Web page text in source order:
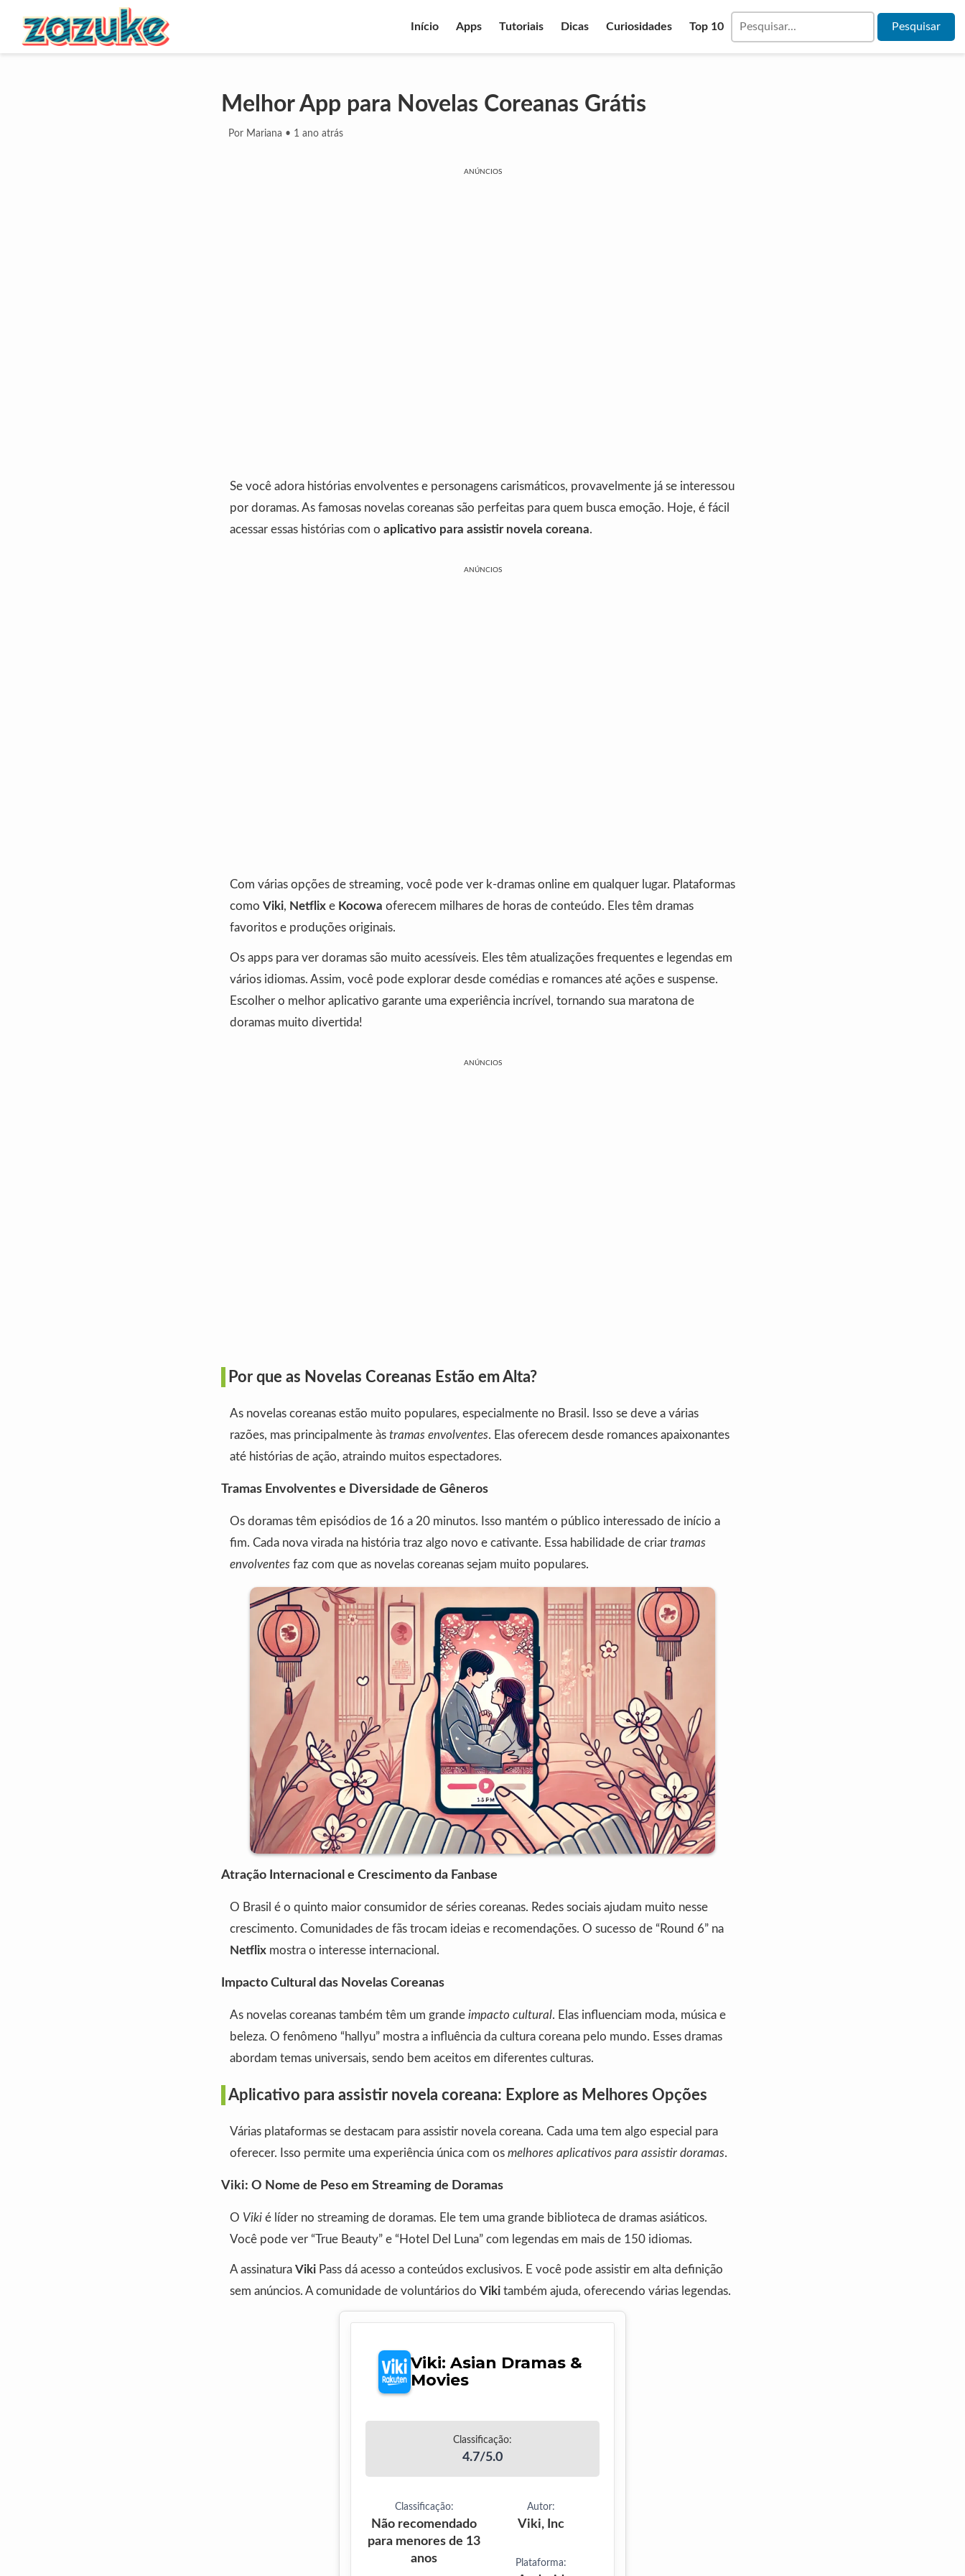
Início Apps Tutoriais Dicas Curiosidades Top 10
Melhor App para Novelas Coreanas Grátis
Por Mariana • 1 ano atrás
ANÚNCIOS
Se você adora histórias envolventes e personagens carismáticos, provavelmente já se interessou
por doramas. As famosas novelas coreanas são perfeitas para quem busca emoção. Hoje, é fácil
acessar essas histórias com o aplicativo para assistir novela coreana.
ANÚNCIOS
Com várias opções de streaming, você pode ver k-dramas online em qualquer lugar. Plataformas
como Viki, Netflix e Kocowa oferecem milhares de horas de conteúdo. Eles têm dramas
favoritos e produções originais.
Os apps para ver doramas são muito acessíveis. Eles têm atualizações frequentes e legendas em
vários idiomas. Assim, você pode explorar desde comédias e romances até ações e suspense.
Escolher o melhor aplicativo garante uma experiência incrível, tornando sua maratona de
doramas muito divertida!
ANÚNCIOS
Por que as Novelas Coreanas Estão em Alta?
As novelas coreanas estão muito populares, especialmente no Brasil. Isso se deve a várias
razões, mas principalmente às tramas envolventes. Elas oferecem desde romances apaixonantes
até histórias de ação, atraindo muitos espectadores.
Tramas Envolventes e Diversidade de Gêneros
Os doramas têm episódios de 16 a 20 minutos. Isso mantém o público interessado de início a
fim. Cada nova virada na história traz algo novo e cativante. Essa habilidade de criar tramas
envolventes faz com que as novelas coreanas sejam muito populares.
Atração Internacional e Crescimento da Fanbase
O Brasil é o quinto maior consumidor de séries coreanas. Redes sociais ajudam muito nesse
crescimento. Comunidades de fãs trocam ideias e recomendações. O sucesso de “Round 6” na
Netflix mostra o interesse internacional.
Impacto Cultural das Novelas Coreanas
As novelas coreanas também têm um grande impacto cultural. Elas influenciam moda, música e
beleza. O fenômeno “hallyu” mostra a influência da cultura coreana pelo mundo. Esses dramas
abordam temas universais, sendo bem aceitos em diferentes culturas.
Aplicativo para assistir novela coreana: Explore as Melhores Opções
Várias plataformas se destacam para assistir novela coreana. Cada uma tem algo especial para
oferecer. Isso permite uma experiência única com os melhores aplicativos para assistir doramas.
Viki: O Nome de Peso em Streaming de Doramas
O Viki é líder no streaming de doramas. Ele tem uma grande biblioteca de dramas asiáticos.
Você pode ver “True Beauty” e “Hotel Del Luna” com legendas em mais de 150 idiomas.
A assinatura Viki Pass dá acesso a conteúdos exclusivos. E você pode assistir em alta definição
sem anúncios. A comunidade de voluntários do Viki também ajuda, oferecendo várias legendas.
Viki: Asian Dramas &
Movies
Classificação:
4.7/5.0
Classificação:
Não recomendado
para menores de 13
anos
Autor:
Viki, Inc
Plataforma: